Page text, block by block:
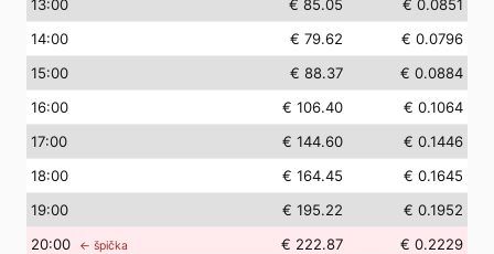
13:00 € 85.05
€ 0.0851
14:00 € 79.62
€ 0.0796
15:00 € 88.37
€ 0.0884
16:00 € 106.40
€ 0.1064
17:00 € 144.60
€ 0.1446
18:00 € 164.45
€ 0.1645
19:00 € 195.22
€ 0.1952
20:00 ← špička € 222.87
€ 0.2229